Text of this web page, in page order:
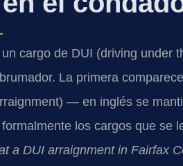
cargo de DUI (driving under
La primera
— en inglés se
los cargos que se
a DUI arraignment in Fairfax